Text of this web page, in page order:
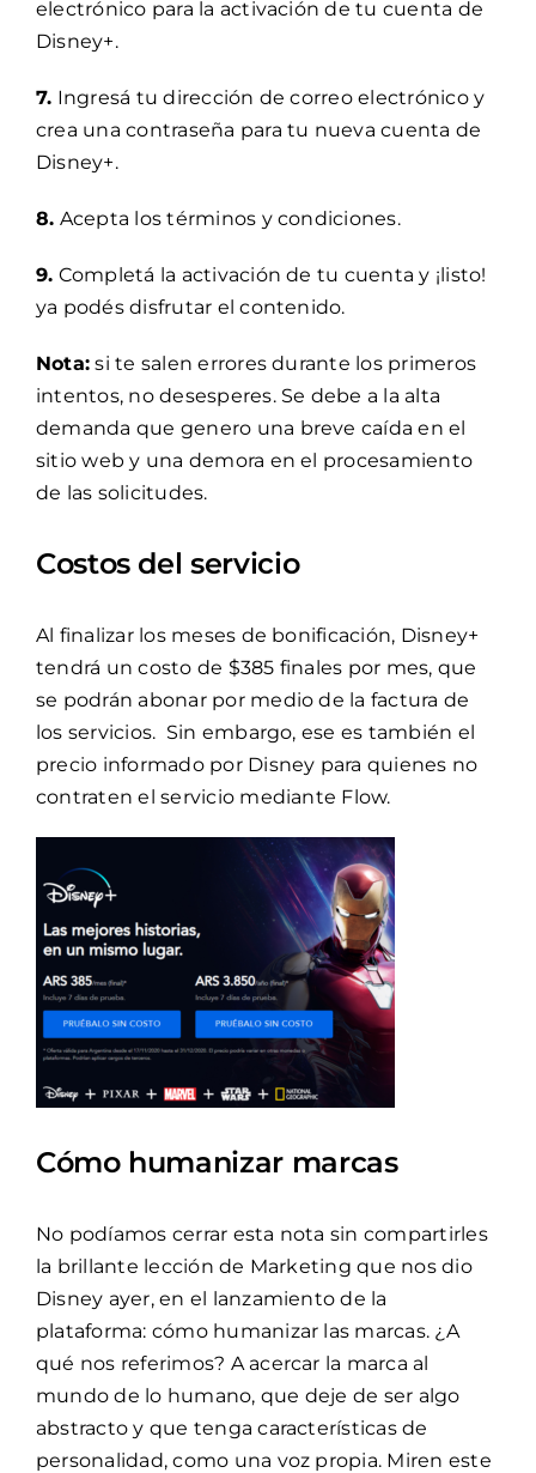
electrónico para la activación de tu cuenta de
Disney+.
7. Ingresá tu dirección de correo electrónico y
crea una contraseña para tu nueva cuenta de
Disney+.
8. Acepta los términos y condiciones.
9. Completá la activación de tu cuenta y ¡listo!
ya podés disfrutar el contenido.
Nota: si te salen errores durante los primeros
intentos, no desesperes. Se debe a la alta
demanda que genero una breve caída en el
sitio web y una demora en el procesamiento
de las solicitudes.
Costos del servicio
Al finalizar los meses de bonificación, Disney+
tendrá un costo de $385 finales por mes, que
se podrán abonar por medio de la factura de
los servicios. Sin embargo, ese es también el
precio informado por Disney para quienes no
contraten el servicio mediante Flow.
Cómo humanizar marcas
No podíamos cerrar esta nota sin compartirles
la brillante lección de Marketing que nos dio
Disney ayer, en el lanzamiento de la
plataforma: cómo humanizar las marcas. ¿A
qué nos referimos? A acercar la marca al
mundo de lo humano, que deje de ser algo
abstracto y que tenga características de
personalidad, como una voz propia. Miren este